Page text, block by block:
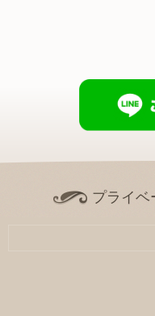
プライ